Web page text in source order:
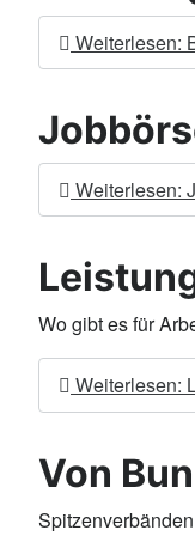
Weiterlesen:
Weiterlesen:
Wo gibt es für
Weiterlesen:
Von